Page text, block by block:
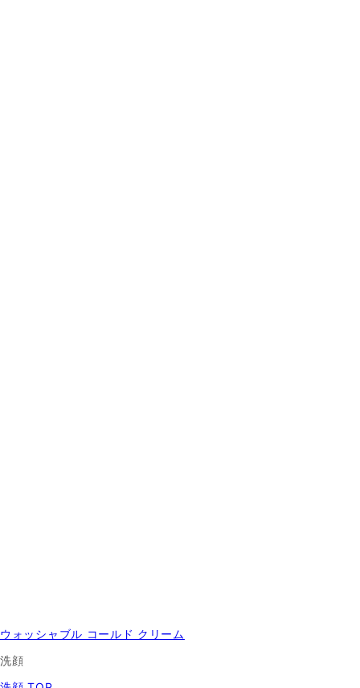
ウォッシャブル コールド クリーム
洗顔